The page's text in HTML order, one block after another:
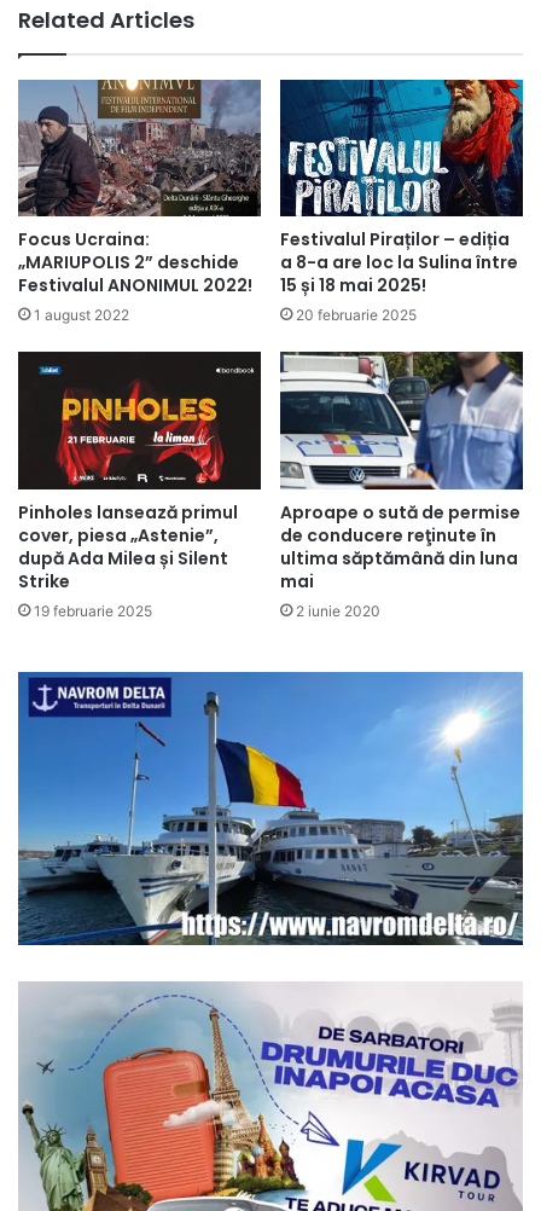
Related Articles
Focus Ucraina:
„MARIUPOLIS 2” deschide
Festivalul ANONIMUL 2022!
1 august 2022
Festivalul Piraților – ediția
a 8-a are loc la Sulina între
15 și 18 mai 2025!
20 februarie 2025
Pinholes lansează primul
cover, piesa „Astenie”,
după Ada Milea și Silent
Strike
19 februarie 2025
Aproape o sută de permise
de conducere reţinute în
ultima săptămână din luna
mai
2 iunie 2020